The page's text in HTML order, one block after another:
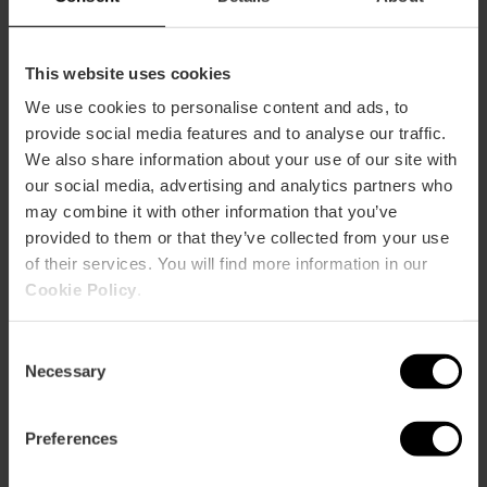
This website uses cookies
We use cookies to personalise content and ads, to
provide social media features and to analyse our traffic.
We also share information about your use of our site with
our social media, advertising and analytics partners who
may combine it with other information that you’ve
provided to them or that they’ve collected from your use
of their services. You will find more information in our
Cookie Policy
Selection
Necessary
Preferences
Com arribar
Bus
Avenida Mare Nostrum, 50 46120 Alboraia